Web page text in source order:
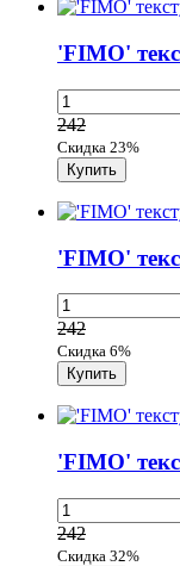
'FIMO'
242
Скидка 23%
'FIMO'
242
Скидка 6%
'FIMO'
242
Скидка 32%